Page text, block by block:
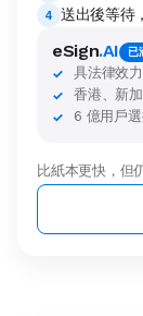
4 送出後等待
eSign.AI 已
✓ 具法律效
✓ 香港、新
✓ 6 億用戶
比紙本更快，但